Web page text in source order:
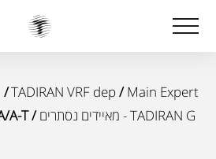
Main Expert
/
TADIRAN VRF dep
/
TADIRAN G - מאיידים נסתרים
/ GMV-ND56ZA/A-T